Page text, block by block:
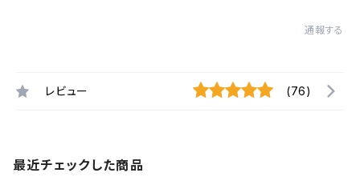
通報する
レビュー (76)
最近チェックした商品